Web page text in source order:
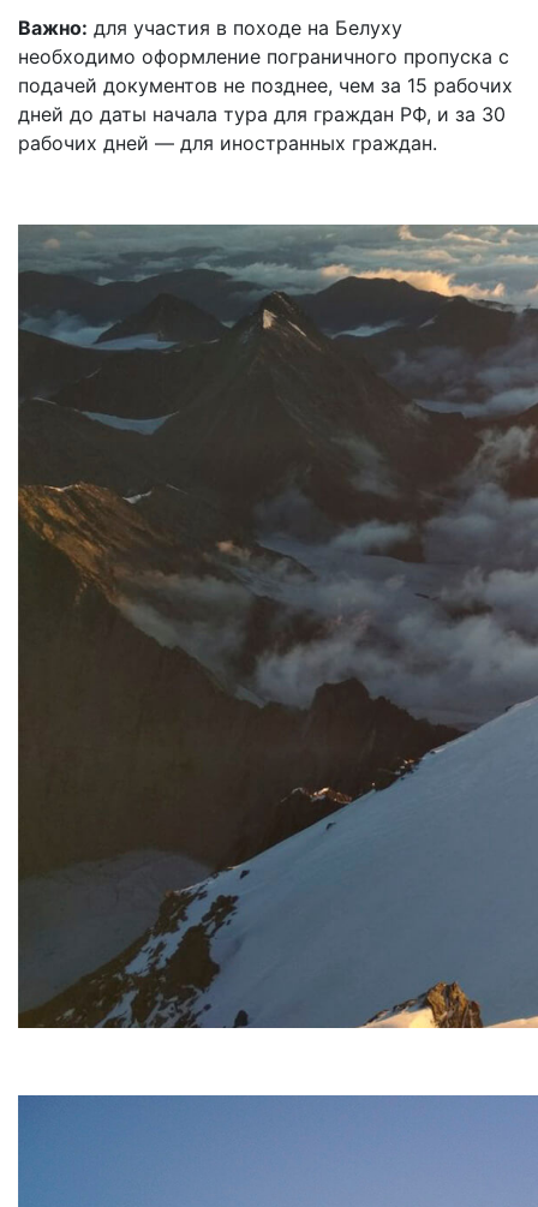
Важно: для участия в походе на Белуху
необходимо оформление пограничного пропуска с
подачей документов не позднее, чем за 15 рабочих
дней до даты начала тура для граждан РФ, и за 30
рабочих дней — для иностранных граждан.